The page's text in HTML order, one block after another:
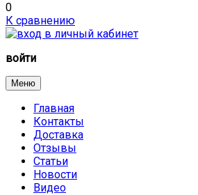
0
К сравнению
войти
Меню
Главная
Контакты
Доставка
Отзывы
Статьи
Новости
Видео